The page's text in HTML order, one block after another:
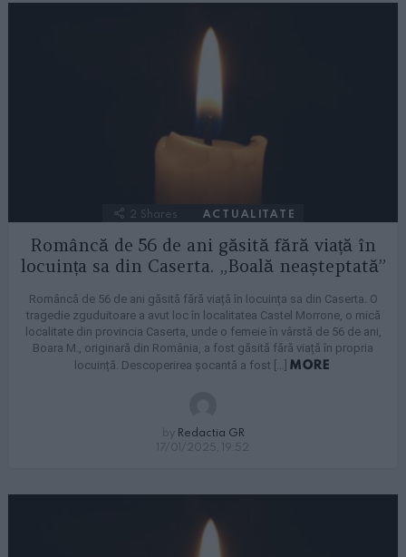
2 Shares ACTUALITATE
Româncă de 56 de ani găsită fără viață în
locuința sa din Caserta. „Boală neașteptată”
Româncă de 56 de ani găsită fără viață în locuința sa din Caserta. O
tragedie zguduitoare a avut loc în localitatea Castel Morrone, o mică
localitate din provincia Caserta, unde o femeie în vârstă de 56 de ani,
Boara M., originară din România, a fost găsită fără viață în propria
locuință. Descoperirea șocantă a fost […]MORE
by Redactia GR
17/01/2025, 19:52